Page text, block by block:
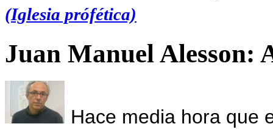
(Iglesia prófética)
Juan Manuel Alesson:
Hace media hora que